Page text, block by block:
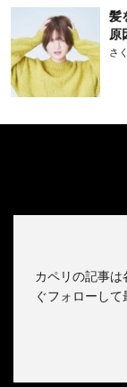
髪
原
さ
カペリの記事
ぐフォローして